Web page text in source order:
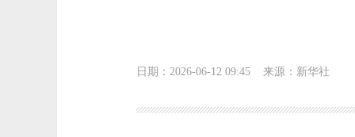
日期：2026-06-12 09:45 来源：新华社